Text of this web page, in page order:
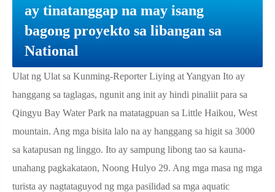
ay tinatanggap na may isang
bagong proyekto sa libangan sa
National
Ulat ng Ulat sa Kunming-Reporter Liying at Yangyan Ito ay
hanggang sa taglagas, ngunit ang init ay hindi pinaliit para sa
Qingyu Bay Water Park na matatagpuan sa Little Haikou, West
mountain. Ang mga bisita lalo na ay hanggang sa higit sa 3000
sa katapusan ng linggo. Ito ay sampung libong tao sa kauna-
unahang pagkakataon, Noong Hulyo 29. Ang mga masa ng mga
turista ay nagtataguyod ng mga pasilidad sa mga aquatic